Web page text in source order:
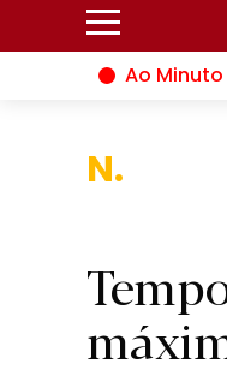
Ao Minuto
à inovação do mundo da
Nacio